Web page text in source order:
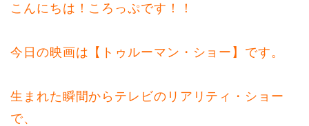
こんにちは！ころっぷです！！
今日の映画は【トゥルーマン・ショー】です。
生まれた瞬間からテレビのリアリティ・ショー
で、